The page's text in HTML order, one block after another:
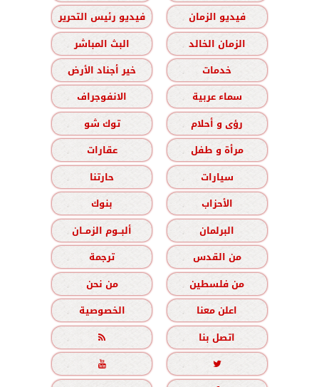
فيديو الزمان
فيديو رئيس التحرير
الزمان الخالد
البث المباشر
خدمات
خير أجناد الأرض
سماء عربية
الانفوجراف
رؤى و أحلام
توك شو
مرأة و طفل
عقارات
سيارات
حارتنا
الأحزاب
بنوك
البرلمان
ألبــوم الزمــان
من القدس
ترجمة
من فلسطين
من نحن
اعلن معنا
الخصوصية
اتصل بنا


